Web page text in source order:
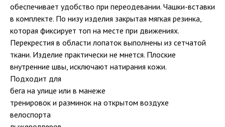
обеспечивает удобство при переодевании. Чашки-вставки
в комплекте. По низу изделия закрытая мягкая резинка,
которая фиксирует топ на месте при движениях.
Перекрестия в области лопаток выполнены из сетчатой
ткани. Изделие практически не мнется. Плоские
внутренние швы, исключают натирания кожи.
Подходит для
бега на улице или в манеже
тренировок и разминок на открытом воздухе
велоспорта